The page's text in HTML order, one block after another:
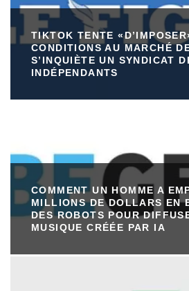
TIKTOK TENTE
CONDITIONS AU MARCHÉ
S’INQUIÈTE UN SYNDICAT
INDÉPENDANTS
COMMENT UN HOMME A
MILLIONS DE DOLLARS EN
DES ROBOTS POUR
MUSIQUE CRÉÉE PAR IA